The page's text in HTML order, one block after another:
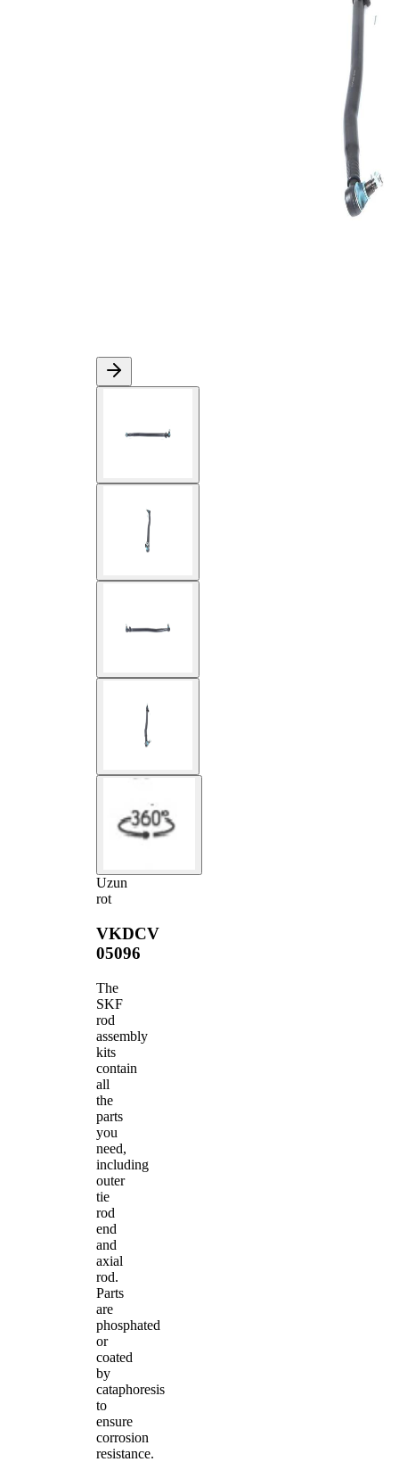
Uzun
rot
VKDCV
05096
The
SKF
rod
assembly
kits
contain
all
the
parts
you
need,
including
outer
tie
rod
end
and
axial
rod.
Parts
are
phosphated
or
coated
by
cataphoresis
to
ensure
corrosion
resistance.